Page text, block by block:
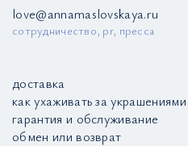
love@annamaslovskaya.ru
сотрудничество, pr, пресса
доставка
как ухаживать за украшениями
гарантия и обслуживание
обмен или возврат